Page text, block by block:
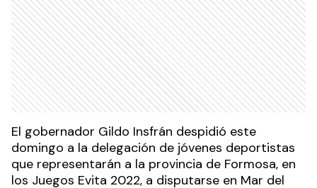
El gobernador Gildo Insfrán despidió este
domingo a la delegación de jóvenes deportistas
que representarán a la provincia de Formosa, en
los Juegos Evita 2022, a disputarse en Mar del